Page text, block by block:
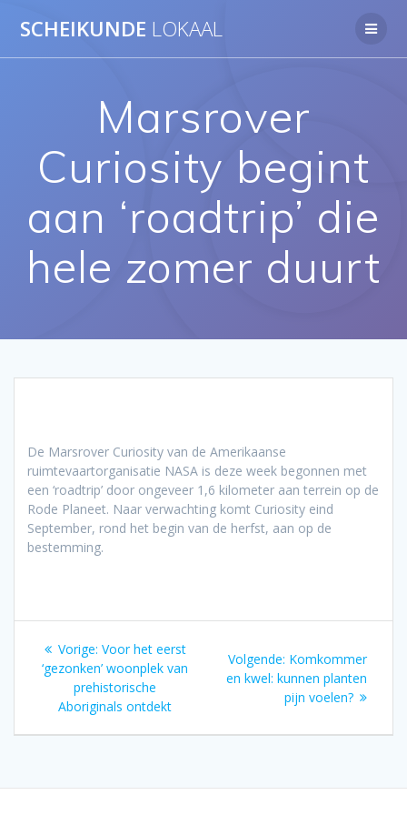
naar
SCHEIKUNDE LOKAAL
Marsrover
Curiosity begint
aan ‘roadtrip’ die
hele zomer duurt
De Marsrover Curiosity van de Amerikaanse
ruimtevaartorganisatie NASA is deze week begonnen met
een ‘roadtrip’ door ongeveer 1,6 kilometer aan terrein op de
Rode Planeet. Naar verwachting komt Curiosity eind
September, rond het begin van de herfst, aan op de
bestemming.
Bericht
navigatie
Vorige: Vorig
bericht:
Voor het eerst
‘gezonken’ woonplek van
prehistorische
Aboriginals ontdekt
Volgende: Volgend
bericht:
Komkommer
en kwel: kunnen planten
pijn voelen?